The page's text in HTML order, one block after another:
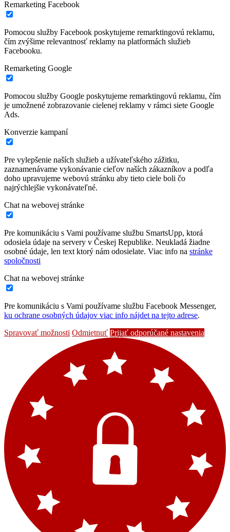
Remarketing Facebook
Pomocou služby Facebook poskytujeme remarktingovú reklamu,
čím zvýšime relevantnosť reklamy na platformách služieb
Facebooku.
Remarketing Google
Pomocou služby Google poskytujeme remarktingovú reklamu, čím
je umožnené zobrazovanie cielenej reklamy v rámci siete Google
Ads.
Konverzie kampaní
Pre vylepšenie naších služieb a užívateľského zážitku,
zaznamenávame vykonávanie cieľov naších zákazníkov a podľa
doho upravujeme webovú stránku aby tieto ciele boli čo
najrýchlejšie vykonávateľné.
Chat na webovej stránke
Pre komunikáciu s Vami používame službu SmartsUpp, ktorá
odosiela údaje na servery v Českej Republike. Neukladá žiadne
osobné údaje, len text ktorý nám odosielate. Viac info na stránke
spoločnosti
Chat na webovej stránke
Pre komunikáciu s Vami používame službu Facebook Messenger,
ku ochrane osobných údajov viac info nájdet na tejto adrese.
Spravovať možnosti Odmietnuť Prijať odporúčané nastavenia